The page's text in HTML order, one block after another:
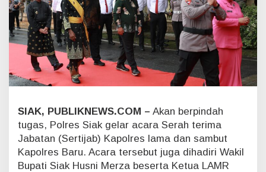
a
n
K
a
p
o
l
r
s
i
a
k
,
SIAK, PUBLIKNEWS.COM – Akan berpindah
tugas, Polres Siak gelar acara Serah terima
Jabatan (Sertijab) Kapolres lama dan sambut
Kapolres Baru. Acara tersebut juga dihadiri Wakil
Bupati Siak Husni Merza beserta Ketua LAMR